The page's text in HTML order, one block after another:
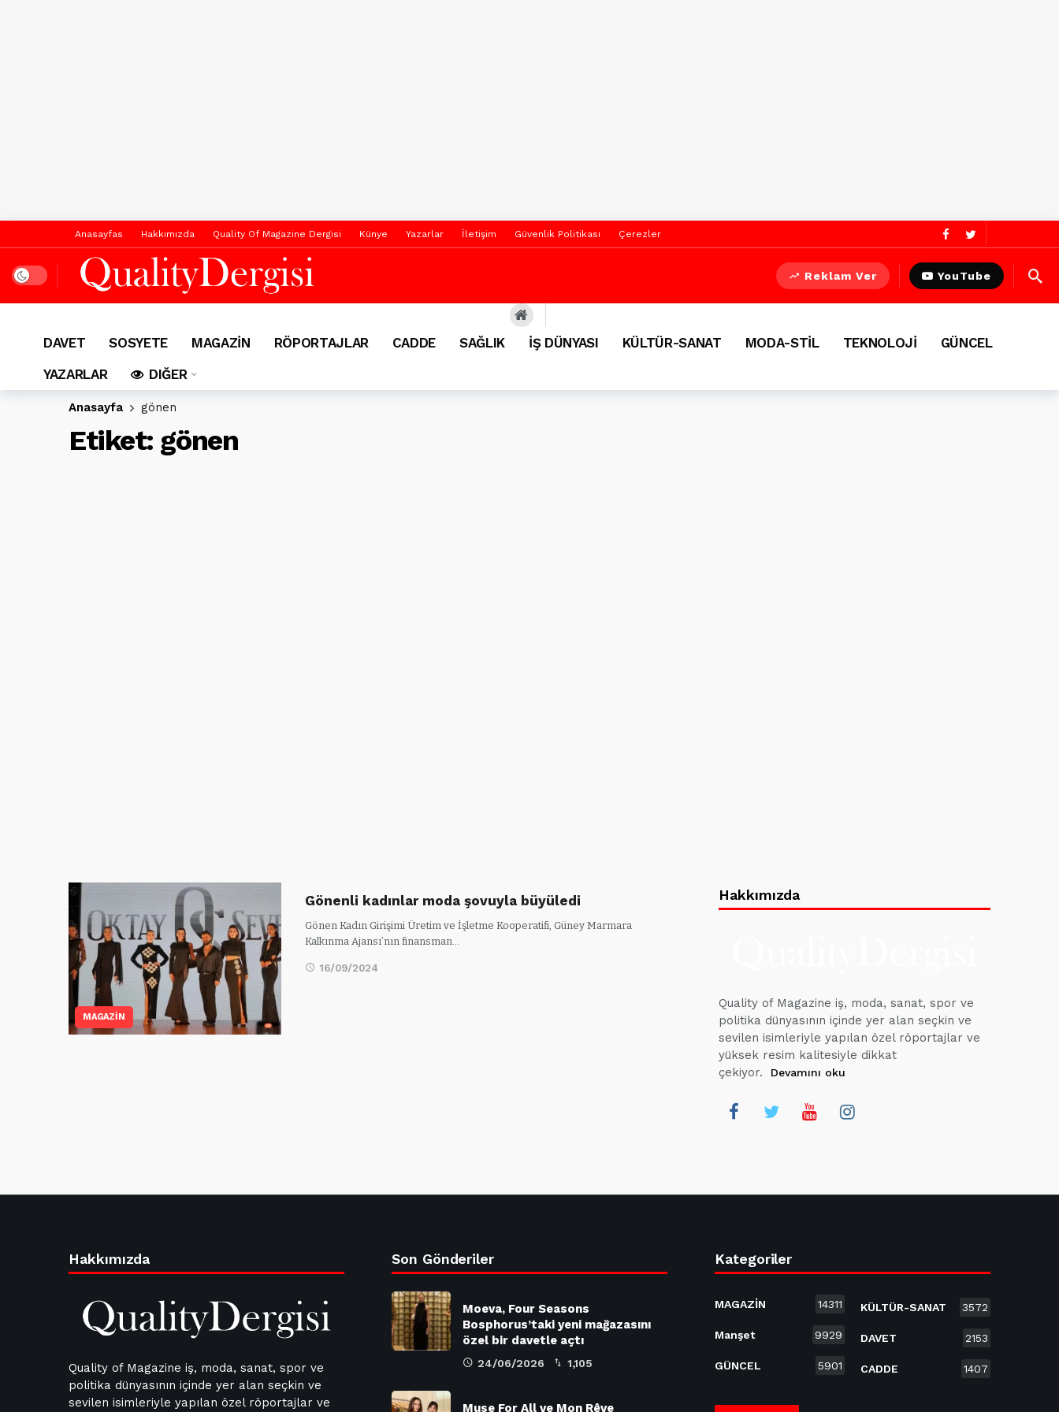
Anasayfas Hakkımızda Quality Of Magazine Dergisi Künye Yazarlar İletişim Güvenlik Politikası Çerezler
Dark mode Reklam Ver YouTube
DAVET SOSYETE MAGAZİN RÖPORTAJLAR CADDE SAĞLIK İŞ DÜNYASI KÜLTÜR-SANAT MODA-STİL TEKNOLOJİ
GÜNCEL
YAZARLAR
DIĞER
Anasayfa gönen
Etiket: gönen
MAGAZİN
Gönenli kadınlar moda şovuyla büyüledi
Gönen Kadın Girişimi Üretim ve İşletme Kooperatifi, Güney Marmara
Kalkınma Ajansı’nın finansman…
16/09/2024
Hakkımızda
Quality of Magazine iş, moda, sanat, spor ve
politika dünyasının içinde yer alan seçkin ve
sevilen isimleriyle yapılan özel röportajlar ve
yüksek resim kalitesiyle dikkat
çekiyor.
Devamını oku
Hakkımızda
Quality of Magazine iş, moda, sanat, spor ve
politika dünyasının içinde yer alan seçkin ve
sevilen isimleriyle yapılan özel röportajlar ve
Son Gönderiler
Moeva, Four Seasons
Bosphorus’taki yeni mağazasını
özel bir davetle açtı
24/06/2026 1,105
Muse For All ve Mon Rêve
Kategoriler
MAGAZİN 14311
Manşet 9929
GÜNCEL 5901
KÜLTÜR-SANAT 3572
DAVET 2153
CADDE 1407